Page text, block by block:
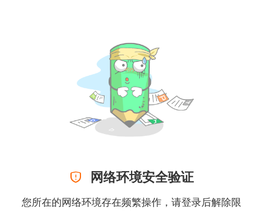
 网络环境安全验证
您所在的网络环境存在频繁操作，请登录后解除限